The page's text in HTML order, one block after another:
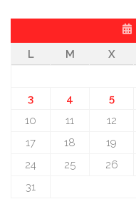
L
M X
3
4 5
10
11 12
17
18 19
24
25 26
31